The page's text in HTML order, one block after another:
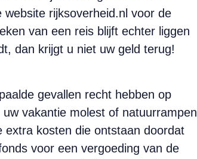
rijksoverheid.nl voor de
van een reis blijft echter liggen
dan krijgt u niet uw geld terug!
gevallen recht hebben op
vakantie molest of natuurrampen
kosten die ontstaan doordat
voor een vergoeding van de